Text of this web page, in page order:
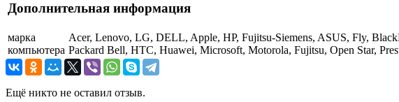
Дополнительная информация
марка
компьютера
Acer, Lenovo, LG, DELL, Apple, HP, Fujitsu-Siemens, ASUS, Fly,
Packard Bell, HTC, Huawei, Microsoft, Motorola, Fujitsu, Open Star,
Ещё никто не оставил отзыв.